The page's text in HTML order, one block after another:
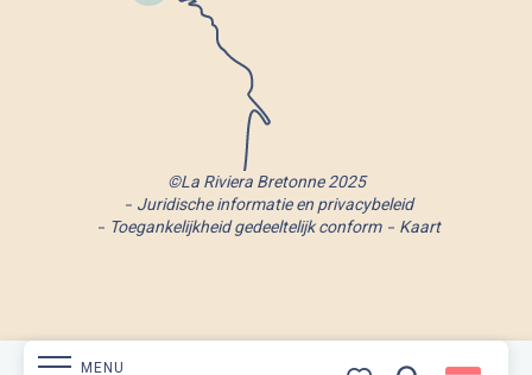
MENU
©La Riviera Bretonne 2025
Juridische informatie en privacybeleid
Toegankelijkheid gedeeltelijk conform
Kaart